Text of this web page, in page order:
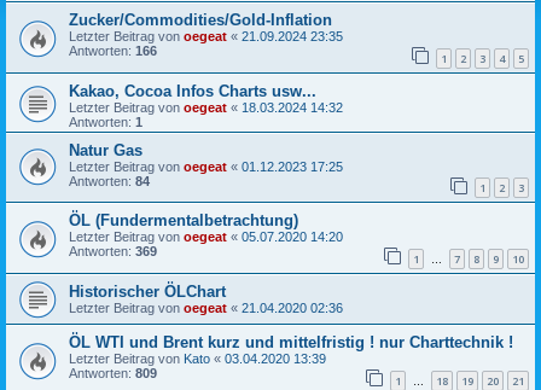
Zucker/Commodities/Gold-Inflation
Letzter Beitrag von oegeat « 21.09.2024 23:35
Antworten: 166 1 2 3 4 5
Kakao, Cocoa Infos Charts usw...
Letzter Beitrag von oegeat « 18.03.2024 14:32
Antworten: 1
Natur Gas
Letzter Beitrag von oegeat « 01.12.2023 17:25
Antworten: 84 1 2 3
ÖL (Fundermentalbetrachtung)
Letzter Beitrag von oegeat « 05.07.2020 14:20
Antworten: 369 1 … 7 8 9 10
Historischer ÖLChart
Letzter Beitrag von oegeat « 21.04.2020 02:36
ÖL WTI und Brent kurz und mittelfristig ! nur Charttechnik !
Letzter Beitrag von Kato « 03.04.2020 13:39
Antworten: 809 1 … 18 19 20 21